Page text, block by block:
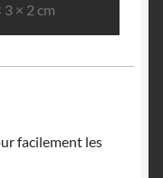
3 × 2 cm
facilement les